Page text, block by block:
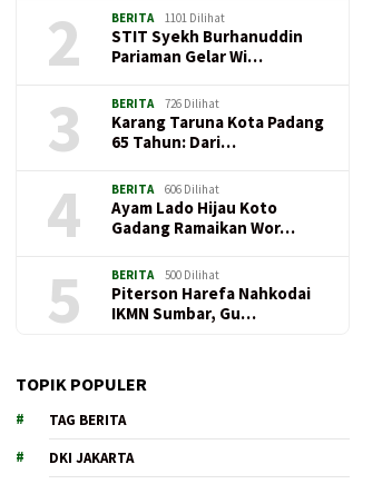
2 BERITA 1101 Dilihat
STIT Syekh Burhanuddin
Pariaman Gelar Wi…
3 BERITA 726 Dilihat
Karang Taruna Kota Padang
65 Tahun: Dari…
4 BERITA 606 Dilihat
Ayam Lado Hijau Koto
Gadang Ramaikan Wor…
5 BERITA 500 Dilihat
Piterson Harefa Nahkodai
IKMN Sumbar, Gu…
TOPIK POPULER
TAG BERITA
DKI JAKARTA